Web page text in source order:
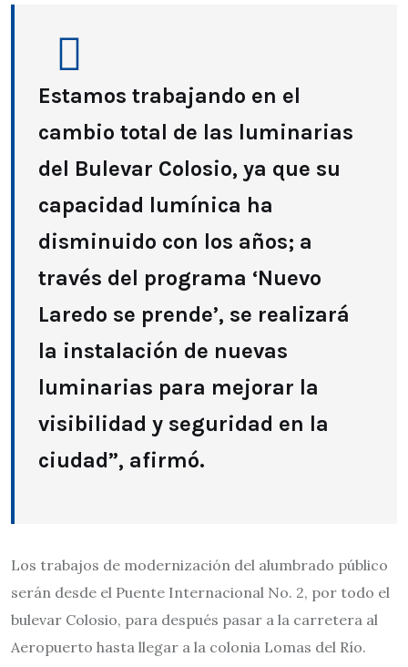
Estamos trabajando en el
cambio total de las luminarias
del Bulevar Colosio, ya que su
capacidad lumínica ha
disminuido con los años; a
través del programa ‘Nuevo
Laredo se prende’, se realizará
la instalación de nuevas
luminarias para mejorar la
visibilidad y seguridad en la
ciudad”, afirmó.
Los trabajos de modernización del alumbrado público
serán desde el Puente Internacional No. 2, por todo el
bulevar Colosio, para después pasar a la carretera al
Aeropuerto hasta llegar a la colonia Lomas del Río.